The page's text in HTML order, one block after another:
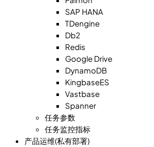
SAP HANA
TDengine
Db2
Redis
Google Drive
DynamoDB
KingbaseES
Vastbase
Spanner
任务参数
任务监控指标
产品运维(私有部署)